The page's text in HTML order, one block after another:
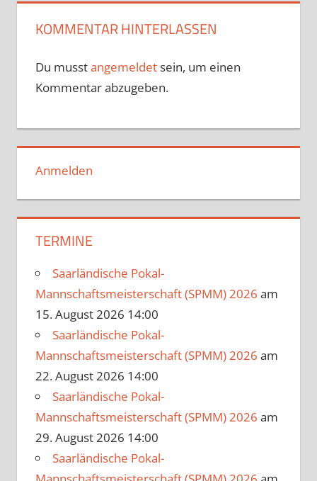
KOMMENTAR HINTERLASSEN
Du musstangemeldetsein, um einen
Kommentar abzugeben.
Anmelden
TERMINE
Saarländische Pokal-
Mannschaftsmeisterschaft (SPMM) 2026 am
15. August 2026 14:00
Saarländische Pokal-
Mannschaftsmeisterschaft (SPMM) 2026 am
22. August 2026 14:00
Saarländische Pokal-
Mannschaftsmeisterschaft (SPMM) 2026 am
29. August 2026 14:00
Saarländische Pokal-